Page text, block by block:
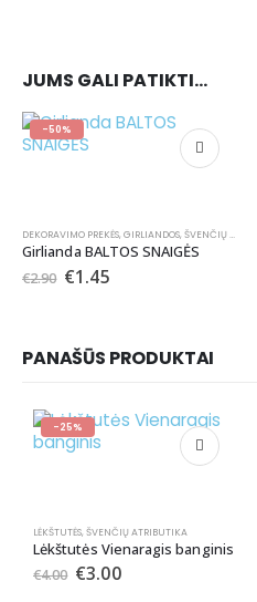
JUMS GALI PATIKTI…
-50%
DEKORAVIMO PREKĖS, GIRLIANDOS, ŠVENČIŲ ATRIBUTIKA
Girlianda BALTOS SNAIGĖS
€2.90 €1.45
PANAŠŪS PRODUKTAI
-25%
LĖKŠTUTĖS, ŠVENČIŲ ATRIBUTIKA
Lėkštutės Vienaragis banginis
€4.00 €3.00